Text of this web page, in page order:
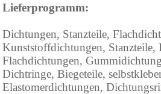
Lieferprogramm:
Dichtungen, Stanzteile,
Kunststoffdichtungen, Stanzteile,
Flachdichtungen,
Dichtringe, Biegeteile,
Elastomerdichtungen,